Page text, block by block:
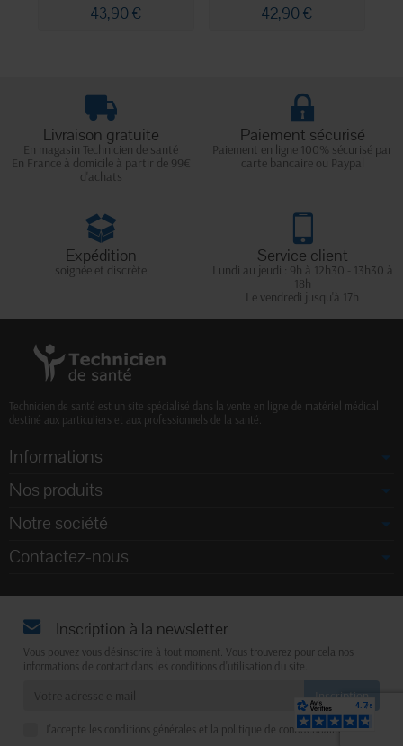
43,90 € 42,90 €
Livraison gratuite
En magasin Technicien de santé
En France à domicile à partir de 99€
d'achats
Paiement sécurisé
Paiement en ligne 100% sécurisé par
carte bancaire ou Paypal
Expédition
soignée et discrète
Service client
Lundi au jeudi : 9h à 12h30 - 13h30 à
18h
Le vendredi jusqu'à 17h
Technicien de santé est un site spécialisé dans la vente en ligne de matériel médical
destiné aux particuliers et aux professionnels de la santé.
Informations
Nos produits
Notre société
Contactez-nous
Inscription à la newsletter
Vous pouvez vous désinscrire à tout moment. Vous trouverez pour cela nos
informations de contact dans les conditions d'utilisation du site.
J'accepte les conditions générales et la politique de confidentialité